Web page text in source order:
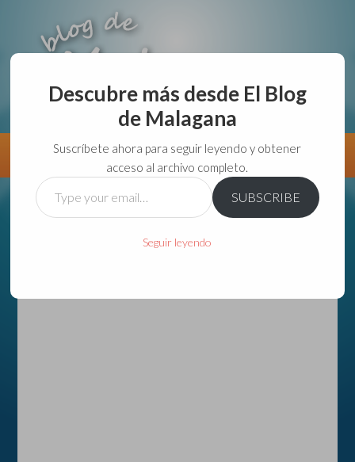
aunque lo haga de malas lo hago....
Información Directorio VivirGuadalajara
Descubre más desde El Blog
de Malagana
Suscríbete ahora para seguir leyendo y obtener
acceso al archivo completo.
Type
your
SUBSCRIBE
Seguir leyendo